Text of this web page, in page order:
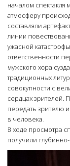
началом спектакля
атмосферу
составляли
линии
ужасной
ответственности
мужского хора
традиционных
совокупности с
сердцах зрителей.
передать зрителю
в человека.
В ходе просмотра
получили